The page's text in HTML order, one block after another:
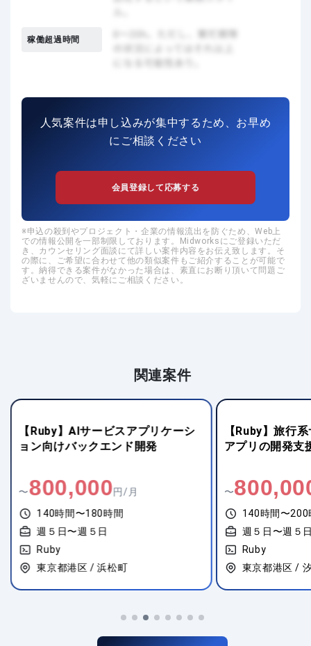
稼働超過時間
人気案件は申し込みが集中するため、お早め
にご相談ください
会員登録して応募する
申込の殺到やプロジェクト・企業の情報流出を防ぐため、Web上
での情報公開を一部制限しております。Midworksにご登録いただ
き、カウンセリング面談にて詳しい案件内容をお伝え致します。そ
の際に、ご希望に合わせて他の類似案件もご紹介することが可能で
す。納得できる案件がなかった場合は、素直にお断り頂いて問題ご
ざいませんので、気軽にご相談ください。
関連案件
【Ruby】旅行系サービス向けWEB
アプリの開発支援
〜800,000円/月
140時間〜200時間
週５日〜週５日
Ruby
東京都港区 / 汐留
【CakePHP】
向けWebシステ
〜
140時間〜200
週５日〜週５
PHP
神奈川県横浜